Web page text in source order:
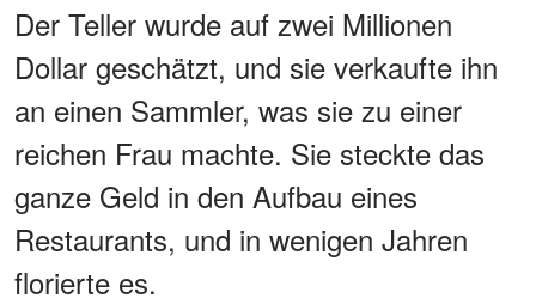
Der Teller wurde auf zwei Millionen
Dollar geschätzt, und sie verkaufte ihn
an einen Sammler, was sie zu einer
reichen Frau machte. Sie steckte das
ganze Geld in den Aufbau eines
Restaurants, und in wenigen Jahren
florierte es.